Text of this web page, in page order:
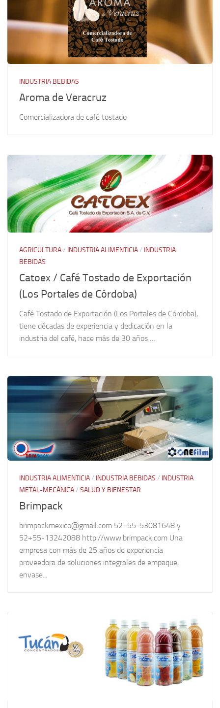
INDUSTRIA BEBIDAS
Aroma de Veracruz
Comercializadora de café tostado
AGRICULTURA/ INDUSTRIA ALIMENTICIA/ INDUSTRIA
BEBIDAS
Catoex / Café Tostado de Exportación
(Los Portales de Córdoba)
Café Tostado de Exportación (Los Portales de Córdoba),
tiene décadas de experiencia y dedicación en la
industria del café, hace más de 30 años …
INDUSTRIA ALIMENTICIA/ INDUSTRIA BEBIDAS / INDUSTRIA
METAL-MECÁNICA/ SALUD Y BIENESTAR
Brimpack
brimpackmexico@gmail.com 52+55-53081648 y
52+55-13242088 http://www.brimpack.com Una
empresa con más de 25 años de experiencia
proveedora de soluciones integrales de empaque,
envase...